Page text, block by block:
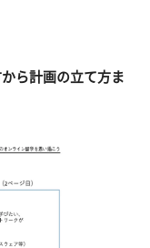
ら計画の立て方ま